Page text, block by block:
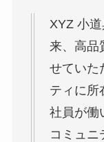
XYZ 小
来、高品
せていた
ティに所
社員が働
コミュニ